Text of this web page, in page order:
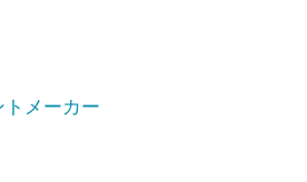
メーカー